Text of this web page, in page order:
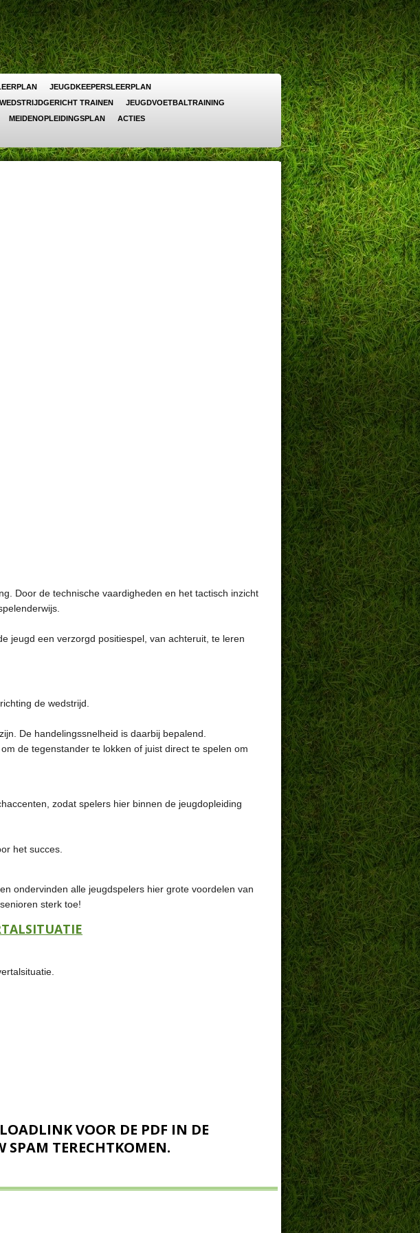
JEUGDKEEPERSLEERPLAN
TRAINEN
JEUGDVOETBALTRAINING
MEIDENOPLEIDINGSPLAN
ACTIES
Door de technische vaardigheden en het tactisch inzicht
jeugd een verzorgd positiespel, van achteruit, te leren
de wedstrijd.
De handelingssnelheid is daarbij bepalend.
de tegenstander te lokken of juist direct te spelen om
zodat spelers hier binnen de jeugdopleiding
het succes.
ondervinden alle jeugdspelers hier grote voordelen van
sterk toe!
VOOR DE PDF IN DE
SPAM TERECHTKOMEN.